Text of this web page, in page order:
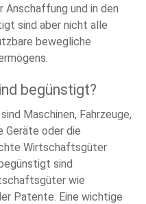
Anschaffung und in den
sind aber nicht alle
bewegliche
begünstigt?
Maschinen, Fahrzeuge,
Geräte oder die
Wirtschaftsgüter
sind
wie
Patente. Eine wichtige